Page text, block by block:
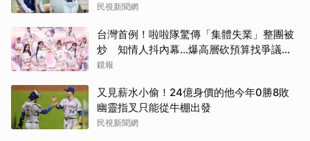
民視新聞網
台灣首例！啦啦隊驚傳「集體失業」整團被
炒 知情人抖內幕...爆高層砍預算找爭議經
紀人接手
鏡報
又見薪水小偷！24億身價的他今年0勝8敗
幽靈指叉只能從牛棚出發
民視新聞網